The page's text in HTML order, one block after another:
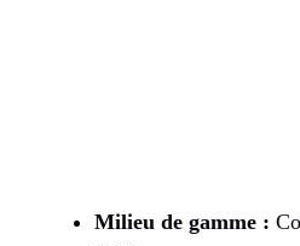
Milieu de gamme :